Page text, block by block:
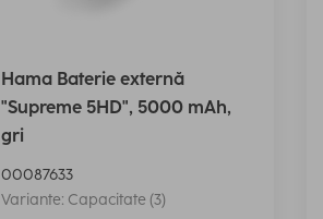
Hama Baterie externă
"Supreme 5HD", 5000 mAh,
gri
00087633
Variante: Capacitate (3)